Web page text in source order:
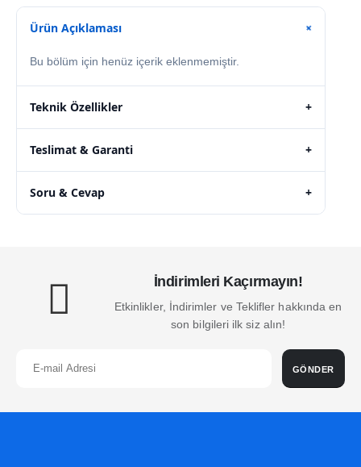
Ürün Açıklaması +
Bu bölüm için henüz içerik eklenmemiştir.
Teknik Özellikler +
Teslimat & Garanti +
Soru & Cevap +
İndirimleri Kaçırmayın!
Etkinlikler, İndirimler ve Teklifler hakkında en
son bilgileri ilk siz alın!
GÖNDER